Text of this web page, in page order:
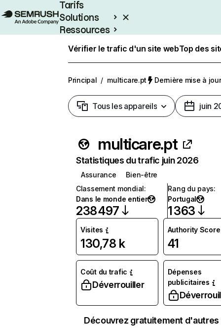
Tarifs
Solutions
Ressources
Vérifier le trafic d'un site webTop des
Principal / multicare.pt Dernière mise à
Tous les appareils juin
multicare.pt
Statistiques du trafic juin 2026
Assurance
Bien-être
Classement mondial:
Dans le monde entier
238 497
Rang du pays:
Portugal
1 363
Visites
130,78 k
Authority Score
41
Coût du trafic
Déverrouiller
Dépenses
publicitaires
Découvrez gratuitement d'autres